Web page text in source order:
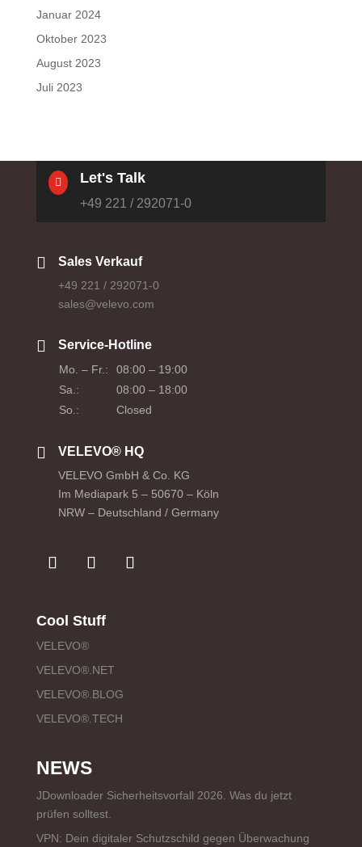
Januar 2024
Oktober 2023
August 2023
Juli 2023
Cool Stuff
VELEVO®
VELEVO®.NET
VELEVO®.BLOG
VELEVO®.TECH
NEWS
JDownloader Sicherheitsvorfall 2026. Was du jetzt
prüfen solltest.
VPN: Dein digitaler Schutzschild gegen Überwachung
 Let's Talk
+49 221 / 292071-0
 Sales Verkauf
+49 221 / 292071-0
sales@velevo.com
 Service-Hotline
Mo. – Fr.:
08:00 – 19:00
Sa.:
08:00 – 18:00
So.:
Closed
 VELEVO® HQ
VELEVO GmbH & Co. KG
Im Mediapark 5 – 50670 – Köln
NRW – Deutschland / Germany